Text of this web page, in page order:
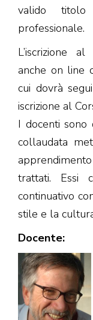
valido titolo
professionale.
L’iscrizione
anche on line
cui dovrà
iscrizione al
I docenti sono
collaudata
trattati. Essi
continuativo
stile e la
Docente: